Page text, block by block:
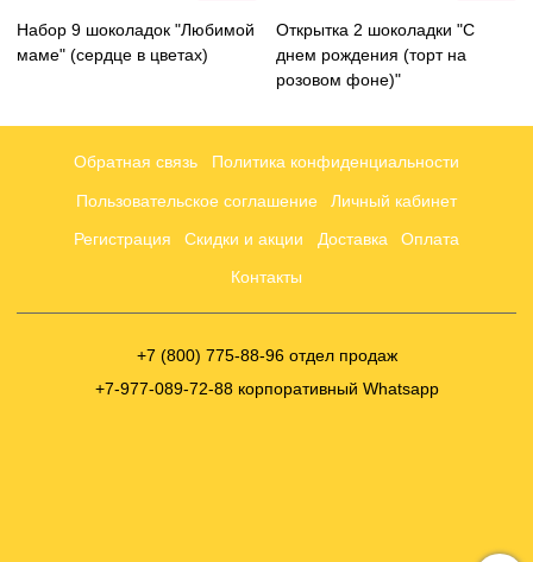
Набор 9 шоколадок "Любимой
маме" (сердце в цветах)
Открытка 2 шоколадки "С
днем рождения (торт на
розовом фоне)"
Обратная связь Политика конфиденциальности
Пользовательское соглашение Личный кабинет
Регистрация Скидки и акции Доставка Оплата
Контакты
+7 (800) 775-88-96 отдел продаж
+7-977-089-72-88 корпоративный Whatsapp